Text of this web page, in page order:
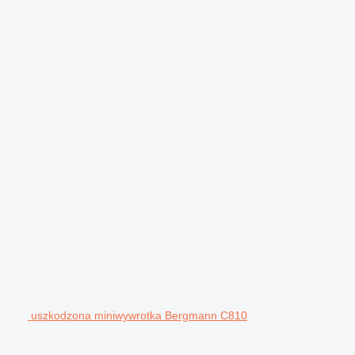
uszkodzona miniwywrotka Bergmann C810